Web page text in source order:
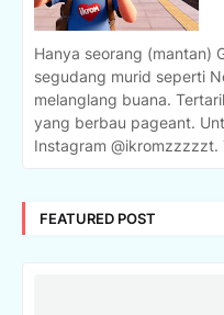
Hanya seorang (mantan)
segudang murid seperti
melanglang buana.
yang berbau pageant.
Instagram @ikromzzzzzt.
FEATURED POST